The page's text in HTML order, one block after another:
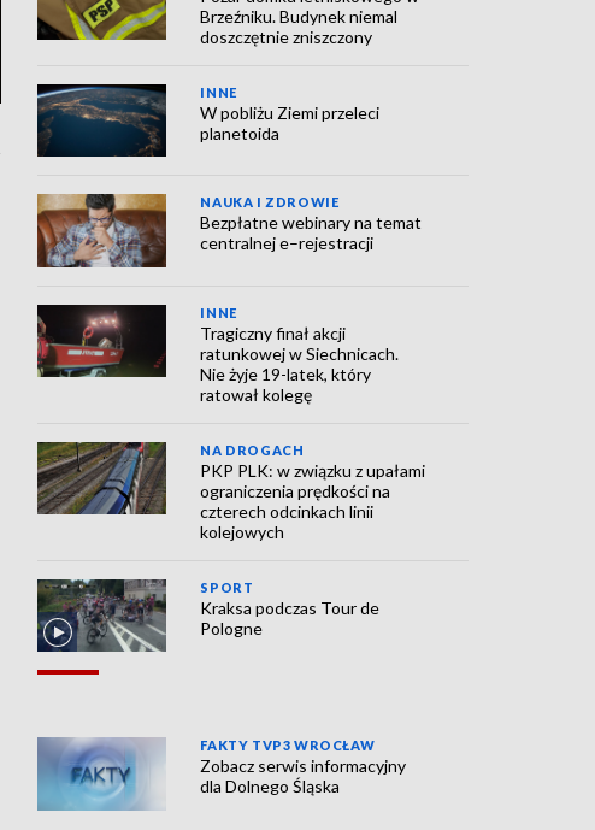
Brzeźniku. Budynek niemal
doszczętnie zniszczony
INNE
W pobliżu Ziemi przeleci
planetoida
NAUKA I ZDROWIE
Bezpłatne webinary na temat
centralnej e–rejestracji
INNE
Tragiczny finał akcji
ratunkowej w Siechnicach.
Nie żyje 19-latek, który
ratował kolegę
NA DROGACH
PKP PLK: w związku z upałami
ograniczenia prędkości na
czterech odcinkach linii
kolejowych
SPORT
Kraksa podczas Tour de
Pologne
FAKTY TVP3 WROCŁAW
Zobacz serwis informacyjny
dla Dolnego Śląska